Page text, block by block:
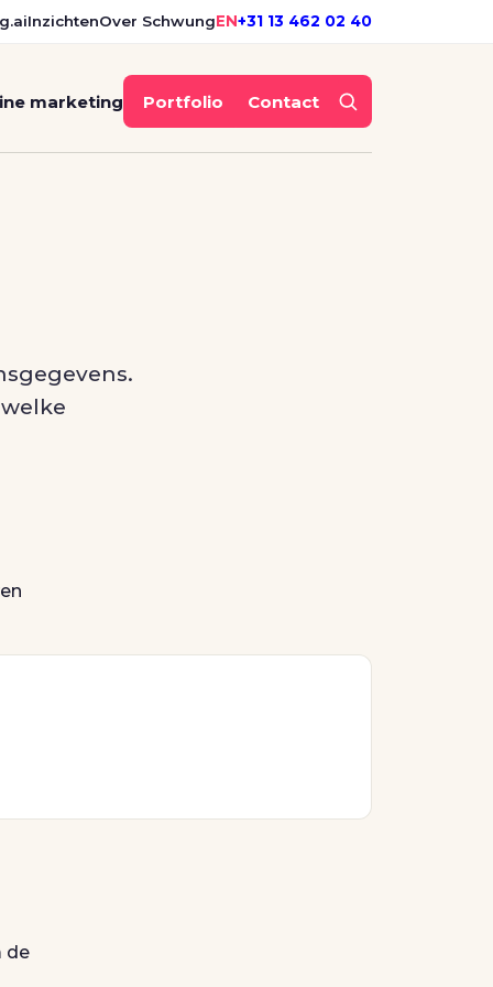
InzichtenOver SchwungEN+31 13 462 02 40
marketing Portfolio Contact
de